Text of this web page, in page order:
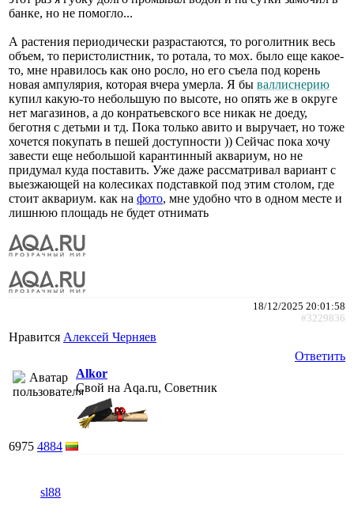
банке, но не помогло...
А растения периодически разрастаются, то роголитник весь
объем, то перистолистник, то ротала, то мох. было еще какое-
то, мне нравилось как оно росло, но его съела под корень
новая ампулярия, которая вчера умерла. Я бы валлиснерию
купил какую-то небольшую по высоте, но опять же в округе
нет магазинов, а до конратьевского все никак не доеду,
беготня с детьми и тд. Пока только авито и выручает, но тоже
хочется покупать в пешей доступности )) Сейчас пока хочу
завести еще небольшой карантинный аквариум, но не
придумал куда поставить. Уже даже рассматривал вариант с
выезжающей на колесиках подставкой под этим столом, где
стоит аквариум. как на фото, мне удобно что в одном месте и
лишнюю площадь не будет отнимать
18/12/2025 20:01:58
#3229836
Нравится Алексей Черняев
Ответить
Alkor
Свой на Aqa.ru, Советник
6975 4884
sl88